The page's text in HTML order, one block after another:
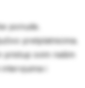
ponude.
pretplatnicima.
pristup svim našim
i